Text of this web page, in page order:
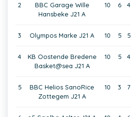
2
BBC Garage Wille
Hansbeke J21 A
10 6 4
3 Olympos Marke J21 A 10 5 5
4
KB Oostende Bredene
Basket@sea J21 A
10 5 4
5
BBC Helios SanoRice
Zottegem J21 A
10 3 7